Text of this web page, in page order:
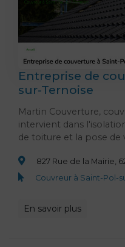
Entreprise de
sur-Ternoise
Martin Couverture,
intervient dans
de toiture et la pose de
827 Rue de la Mairie,
Couvreur à Saint-Pol-
En savoir plus